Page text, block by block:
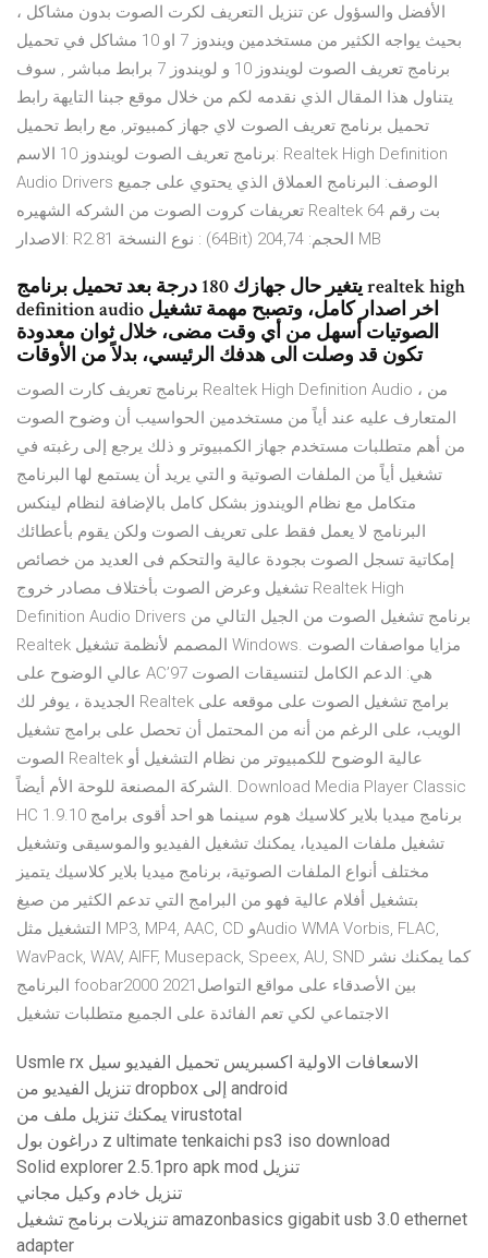
الأفضل والسؤول عن تنزيل التعريف لكرت الصوت بدون مشاكل ،
بحيث يواجه الكثير من مستخدمين ويندوز 7 او 10 مشاكل في تحميل
برنامج تعريف الصوت لويندوز 10 و لويندوز 7 برابط مباشر , سوف
يتناول هذا المقال الذي نقدمه لكم من خلال موقع جبنا التايهة رابط
تحميل برنامج تعريف الصوت لاي جهاز كمبيوتر, مع رابط تحميل
برنامج تعريف الصوت لويندوز 10 الاسم: Realtek High Definition
Audio Drivers الوصف: البرنامج العملاق الذي يحتوي على جميع
تعريفات كروت الصوت من الشركه الشهيره Realtek 64 بت رقم
الاصدار: R2.81 نوع النسخة : (64Bit) الحجم: 204,74 MB
يتغير حال جهازك 180 درجة بعد تحميل برنامج realtek high
definition audio اخر اصدار كامل، وتصبح مهمة تشغيل
الصوتيات أسهل من أي وقت مضى، خلال ثوان معدودة
تكون قد وصلت الى هدفك الرئيسي، بدلاً من الأوقات
برنامج تعريف كارت الصوت Realtek High Definition Audio ، من
المتعارف عليه عند أياً من مستخدمين الحواسيب أن وضوح الصوت
من أهم متطلبات مستخدم جهاز الكمبيوتر و ذلك يرجع إلى رغبته في
تشغيل أياً من الملفات الصوتية و التي يريد أن يستمع لها البرنامج
متكامل مع نظام الويندوز بشكل كامل بالإضافة لنظام لينكس
البرنامج لا يعمل فقط على تعريف الصوت ولكن يقوم بأعطائك
إمكاتية تسجل الصوت بجودة عالية والتحكم فى العديد من خصائص
تشغيل وعرض الصوت بأختلاف مصادر خروج Realtek High
Definition Audio Drivers برنامج تشغيل الصوت من الجيل التالي من
Realtek المصمم لأنظمة تشغيل Windows. مزايا مواصفات الصوت
عالي الوضوح على AC’97 هي: الدعم الكامل لتنسيقات الصوت
الجديدة ، يوفر لك Realtek برامج تشغيل الصوت على موقعه على
الويب، على الرغم من أنه من المحتمل أن تحصل على برامج تشغيل
الصوت Realtek عالية الوضوح للكمبيوتر من نظام التشغيل أو
الشركة المصنعة للوحة الأم أيضاً. Download Media Player Classic
HC 1.9.10 برنامج ميديا بلاير كلاسيك هوم سينما هو احد أقوى برامج
تشغيل ملفات الميديا، يمكنك تشغيل الفيديو والموسيقى وتشغيل
مختلف أنواع الملفات الصوتية، برنامج ميديا بلاير كلاسيك يتميز
بتشغيل أفلام عالية فهو من البرامج التي تدعم الكثير من صيغ
التشغيل مثل MP3, MP4, AAC, CD وAudio WMA Vorbis, FLAC,
WavPack, WAV, AIFF, Musepack, Speex, AU, SND كما يمكنك نشر
البرنامج foobar2000 2021بين الأصدقاء على مواقع التواصل
الاجتماعي لكي تعم الفائدة على الجميع متطلبات تشغيل
Usmle rx الاسعافات الاولية اكسبريس تحميل الفيديو سيل
تنزيل الفيديو من dropbox إلى android
يمكنك تنزيل ملف من virustotal
دراغون بول z ultimate tenkaichi ps3 iso download
Solid explorer 2.5.1pro apk mod تنزيل
تنزيل خادم وكيل مجاني
تنزيلات برنامج تشغيل amazonbasics gigabit usb 3.0 ethernet
adapter